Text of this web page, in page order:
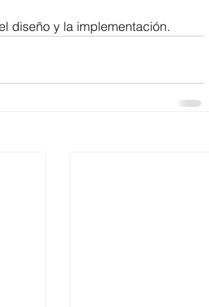
diseño y la implementación.